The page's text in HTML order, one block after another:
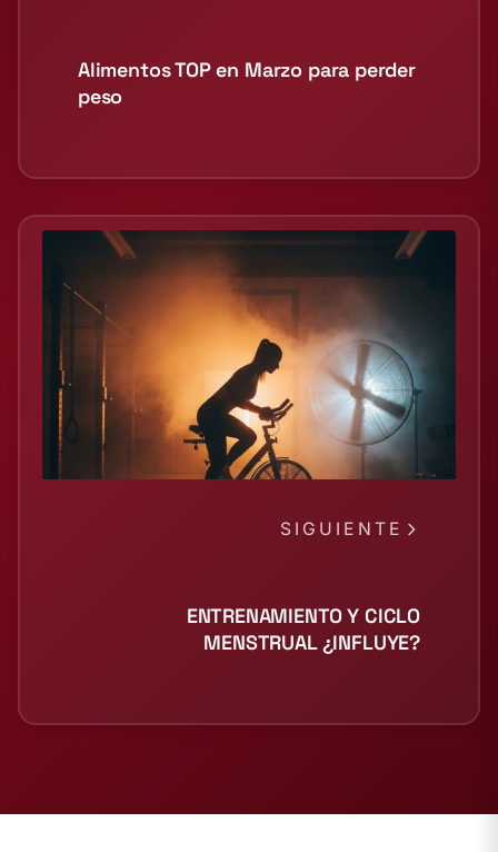
Alimentos TOP en Marzo para perder
peso
SIGUIENTE
ENTRENAMIENTO Y CICLO
MENSTRUAL ¿INFLUYE?